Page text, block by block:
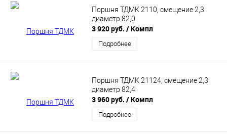
Поршня ТДМК 2110, смещение 2,3
диаметр 82,0
3 920 руб. / Компл
Подробнее
Поршня ТДМК 21124, смещение 2,3
диаметр 82,4
3 960 руб. / Компл
Подробнее